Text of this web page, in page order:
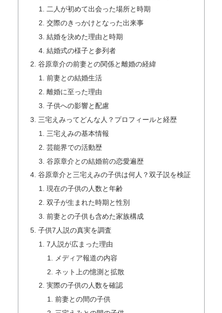
二人が初めて出会った場所と時期
交際のきっかけとなった出来事
結婚を決めた理由と時期
結婚式の様子と参列者
谷原章介の前妻との関係と離婚の経緯
前妻との結婚生活
離婚に至った理由
子供への影響と配慮
三宅えみってどんな人？プロフィールと経歴
三宅えみの基本情報
芸能界での活動歴
谷原章介との結婚前の恋愛遍歴
谷原章介と三宅えみの子供は何人？双子説を検証
現在の子供の人数と年齢
双子が生まれた時期と性別
前妻との子供も含めた家族構成
子供7人説の真実を調査
7人説が広まった理由
メディア報道の内容
ネット上の憶測と拡散
実際の子供の人数を確認
前妻との間の子供